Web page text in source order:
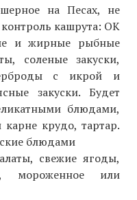
на Песах, не
кашрута: ОК
и жирные рыбные
соленые закуски,
с икрой и
закуски. Будет
блюдами,
крудо, тартар.
блюдами
свежие ягоды,
мороженное или